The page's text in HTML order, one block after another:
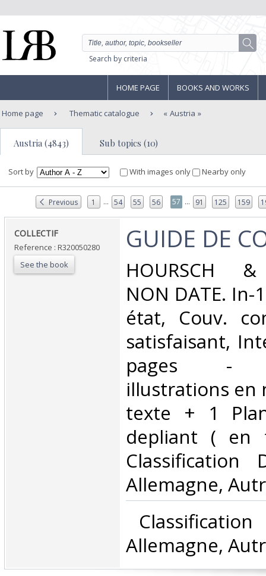
Search by criteria
HOME PAGE BOOKS AND WORKS
Home page Thematic catalogue Austria
Austria (4843) Sub topics (10)
Sort by With images only Nearby only
Previous 1 ... 54 55 56 57 ... 91 125 159
‎COLLECTIF‎
Reference : R320050280
See the book
‎GUIDE DE
‎HOURSCH &
NON DATE. In-
état, Couv.
satisfaisant,
pages -
illustrations en
texte + 1
depliant ( en
Classification
Allemagne,
Allemagne,